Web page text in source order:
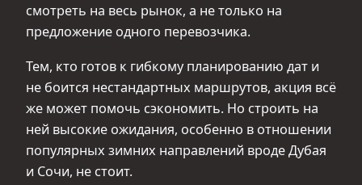
смотреть на весь рынок, а не только на
предложение одного перевозчика.
Тем, кто готов к гибкому планированию дат и
не боится нестандартных маршрутов, акция всё
же может помочь сэкономить. Но строить на
ней высокие ожидания, особенно в отношении
популярных зимних направлений вроде Дубая
и Сочи, не стоит.